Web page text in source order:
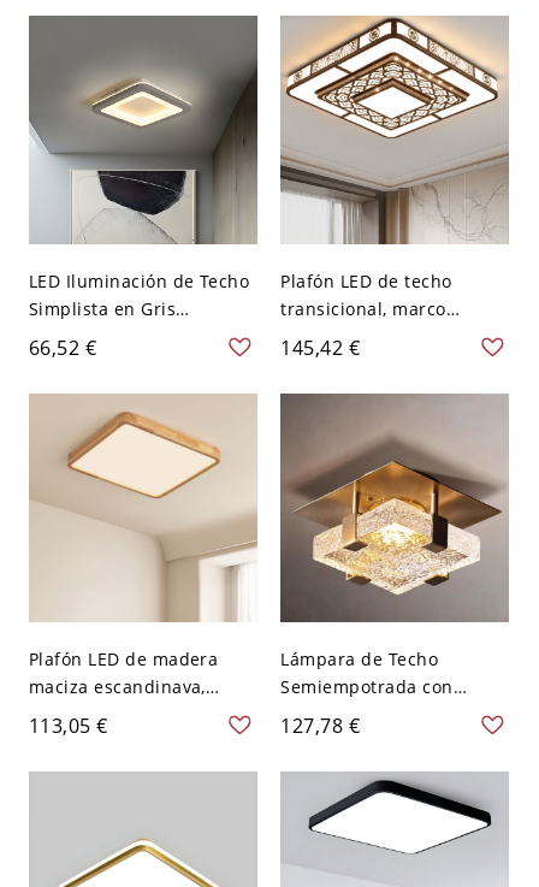
Estilo Cristal Facetado -
pequeño Tercer Gear
Cuadro
Blanco
LED Iluminación de Techo
Simplista en Gris
Luminaria de Techo de
Acrílico para Corredor -
110 A 120 V Gris Blanco
66,52 €
Plafón LED de techo
transicional, marco
metálico calado tipo
celosía con difusión suave
- 110 A 120 V 50,8 cm
145,42 €
Plafón LED de madera
maciza escandinava,
redondo y minimalista,
para dormitorio y pasillo -
110 A 120 V 50,8 cm
113,05 €
Lámpara de Techo
Semiempotrada con
Pantalla de Vidrio Suave
en Dorado, 1 Luz Diseño
Minimalista de Metal,
110V-120V, 6"
127,78 €